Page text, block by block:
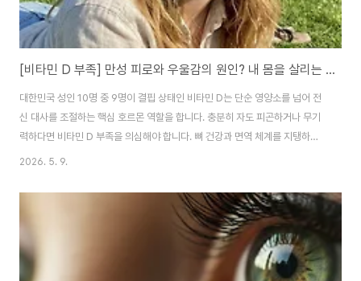
[비타민 D 부족] 만성 피로와 우울감의 원인? 내 몸을 살리는 비타민 D 보충 가이드
대한민국 성인 10명 중 9명이 결핍 상태인 비타민 D는 단순 영양소를 넘어 전
신 대사를 조절하는 핵심 호르몬 역할을 합니다. 충분히 자도 피곤하거나 무기
력하다면 비타민 D 부족을 의심해야 합니다. 뼈 건강과 면역 체계를 지탱하는
비타민 D의 효능과 효율적인 보충법을 정리해 드립니다. 1. 비타민 D 결핍을
보냅니다. 만성 피로: 비타민 D는 세포 내 에너지 공장인 미토콘드리아 기능을
돕습니다. 수치가 낮으면 충분한 휴식 후에도 아침에 일어나기 힘들고 낮 동안
무기력함을 느끼게 됩니다.근육 및 뼈 통증: 특별한 외상 없이 등, 허리, 다리가
뻐근하거나 뼈마디가 쑤시는 증상은 결핍의 전형적인 신호입니다. 이는 칼슘
2026. 5. 9.